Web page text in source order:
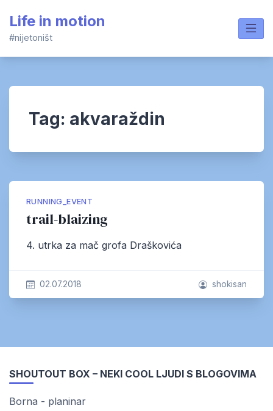
content
Life in motion
#nijetoništ
Tag: akvaraždin
RUNNING_EVENT
trail-blaizing
4. utrka za mač grofa Draškovića
02.07.2018 shokisan
SHOUTOUT BOX – NEKI COOL LJUDI S BLOGOVIMA
Borna - planinar